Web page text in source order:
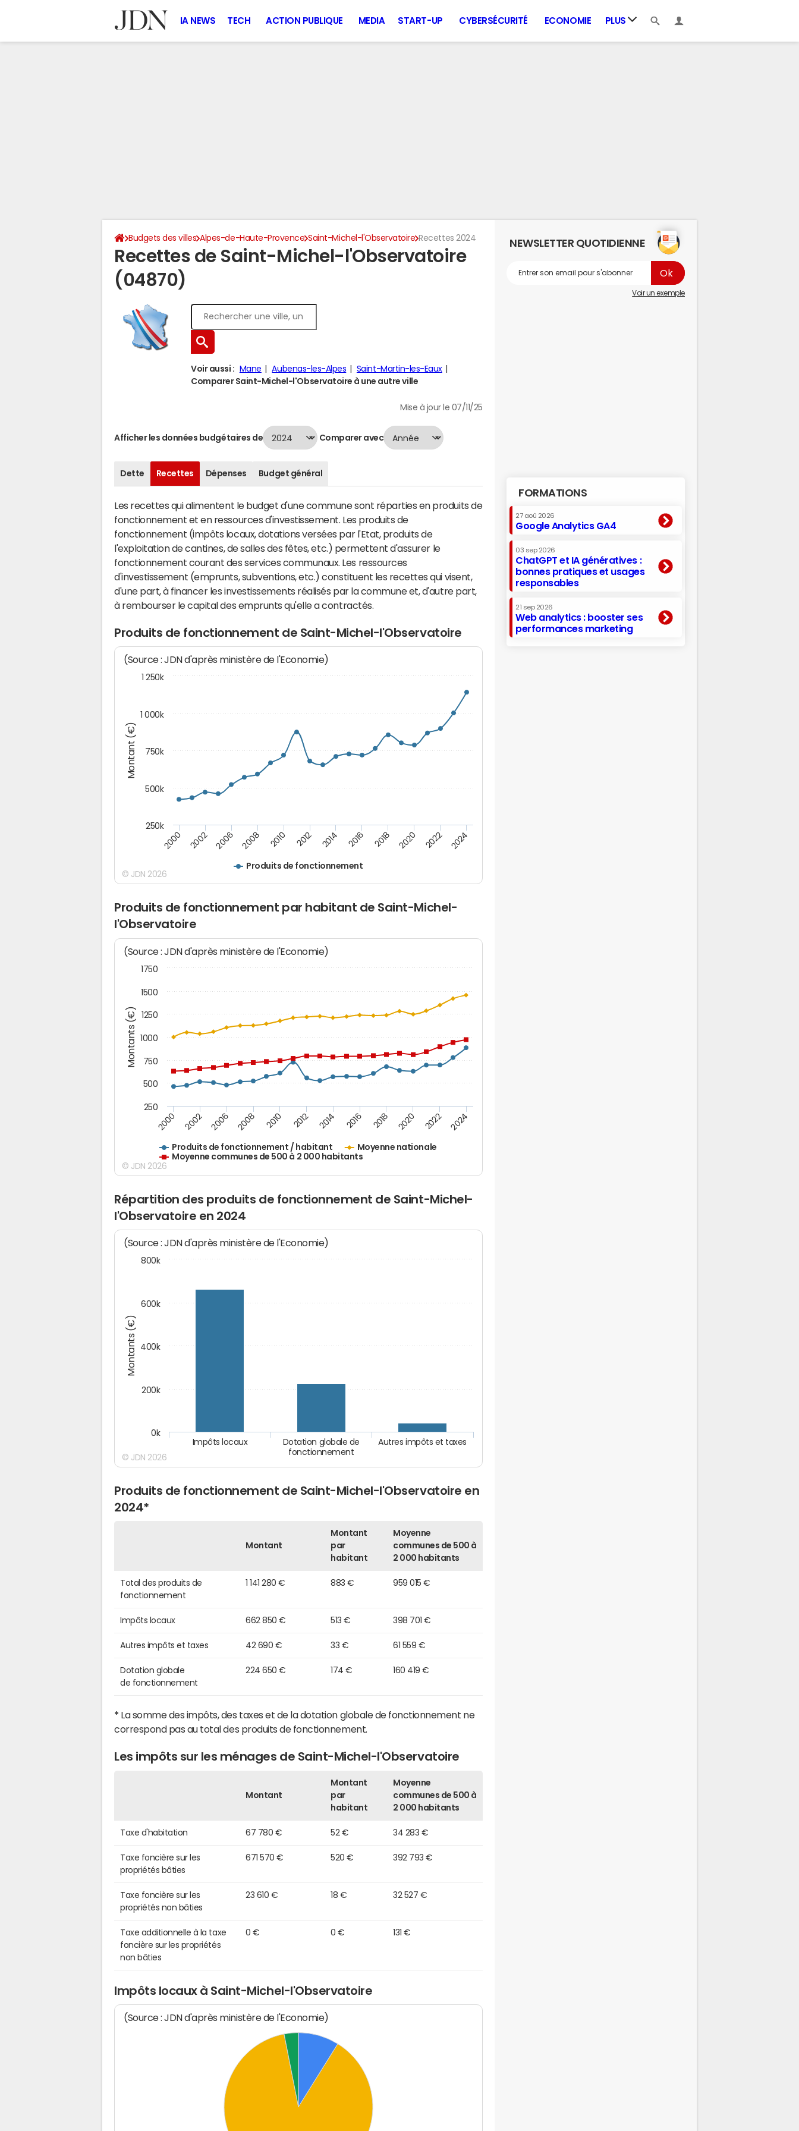
IA NEWS TECH ACTION PUBLIQUE MEDIA START-UP CYBERSÉCURITÉ ECONOMIE PLUS
Budgets des villes Alpes-de-Haute-Provence Saint-Michel-l'Observatoire Recettes 2024
Recettes de Saint-Michel-l'Observatoire
(04870)
Voir aussi : Mane Aubenas-les-Alpes
Saint-Martin-les-Eaux
Comparer Saint-Michel-l'Observatoire à une autre ville
Mise à jour le 07/11/25
Afficher les données budgétaires de Comparer avec
Dette Recettes Dépenses Budget général
Les recettes qui alimentent le budget d'une commune sont réparties en produits de
fonctionnement et en ressources d'investissement. Les produits de
fonctionnement (impôts locaux, dotations versées par l'Etat, produits de
l'exploitation de cantines, de salles des fêtes, etc.) permettent d'assurer le
fonctionnement courant des services communaux. Les ressources
d'investissement (emprunts, subventions, etc.) constituent les recettes qui visent,
d'une part, à financer les investissements réalisés par la commune et, d'autre part,
à rembourser le capital des emprunts qu'elle a contractés.
Produits de fonctionnement de Saint-Michel-l'Observatoire
Montant (€)
(Source : JDN d'après ministère de l'Economie)
Produits de fonctionnement
2000 2002 2006 2008 2010 2012 2014 2016 2018 2020 2022 2024
1 000k
250k
500k
750k
1 250k
© JDN 2026
Produits de fonctionnement par habitant de Saint-Michel-
l'Observatoire
Montants (€)
(Source : JDN d'après ministère de l'Economie)
Produits de fonctionnement / habitant
Moyenne nationale
Moyenne communes de 500 à 2 000 habitants
2000 2002 2006 2008 2010 2012 2014 2016 2018 2020 2022 2024
250
500
750
1000
1250
1500
1750
© JDN 2026
Répartition des produits de fonctionnement de Saint-Michel-
l'Observatoire en 2024
Montants (€)
(Source : JDN d'après ministère de l'Economie)
Autres impôts et taxes
Dotation globale de
fonctionnement
Impôts locaux
0k
200k
400k
600k
800k
© JDN 2026
Produits de fonctionnement de Saint-Michel-l'Observatoire en
2024*
Montant
Montant
par
habitant
Moyenne
communes de 500 à
2 000 habitants
Total des produits de
fonctionnement
1 141 280 € 883 € 959 015 €
Impôts locaux 662 850 € 513 € 398 701 €
Autres impôts et taxes 42 690 € 33 € 61 559 €
Dotation globale
de fonctionnement
224 650 € 174 € 160 419 €
* La somme des impôts, des taxes et de la dotation globale de fonctionnement ne
correspond pas au total des produits de fonctionnement.
Les impôts sur les ménages de Saint-Michel-l'Observatoire
Montant
Montant
par
habitant
Moyenne
communes de 500 à
2 000 habitants
Taxe d'habitation 67 780 € 52 € 34 283 €
Taxe foncière sur les
propriétés bâties
671 570 € 520 € 392 793 €
Taxe foncière sur les
propriétés non bâties
23 610 € 18 € 32 527 €
Taxe additionnelle à la taxe
foncière sur les propriétés
non bâties
0 € 0 € 131 €
Impôts locaux à Saint-Michel-l'Observatoire
(Source : JDN d'après ministère de l'Economie)
NEWSLETTER QUOTIDIENNE
Voir un exemple
FORMATIONS
27 aoû 2026
Google Analytics GA4
03 sep 2026
ChatGPT et IA génératives :
bonnes pratiques et usages
responsables
21 sep 2026
Web analytics : booster ses
performances marketing